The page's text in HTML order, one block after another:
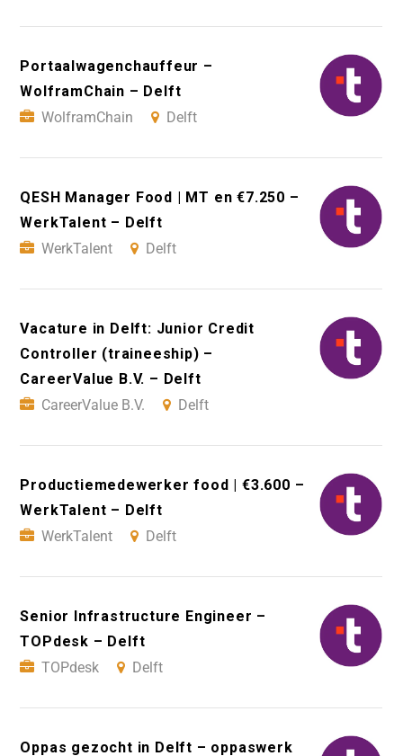
Portaalwagenchauffeur –
WolframChain – Delft
WolframChain
Delft
QESH Manager Food | MT en €7.250 –
WerkTalent – Delft
WerkTalent
Delft
Vacature in Delft: Junior Credit
Controller (traineeship) –
CareerValue B.V. – Delft
CareerValue B.V.
Delft
Productiemedewerker food | €3.600 –
WerkTalent – Delft
WerkTalent
Delft
Senior Infrastructure Engineer –
TOPdesk – Delft
TOPdesk
Delft
Oppas gezocht in Delft – oppaswerk